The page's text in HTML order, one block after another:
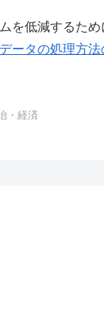
を低減するた
ータの処理方
・経済